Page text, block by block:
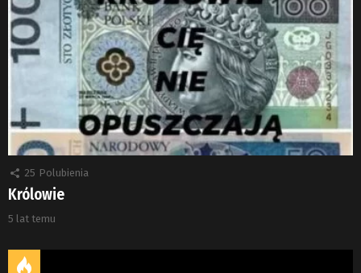
25 Polubienia
Królowie
5 lat temu